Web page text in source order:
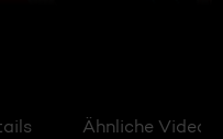
Ähnliche Videos